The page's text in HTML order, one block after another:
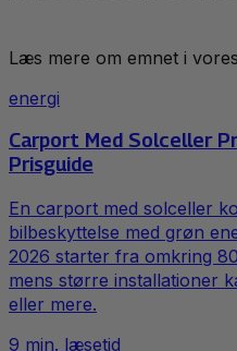
Læs mere om emnet i
energi
Carport Med Solceller
Prisguide
En carport med solceller
bilbeskyttelse med grøn
2026 starter fra omkring
mens større installationer
eller mere.
9 min. læsetid